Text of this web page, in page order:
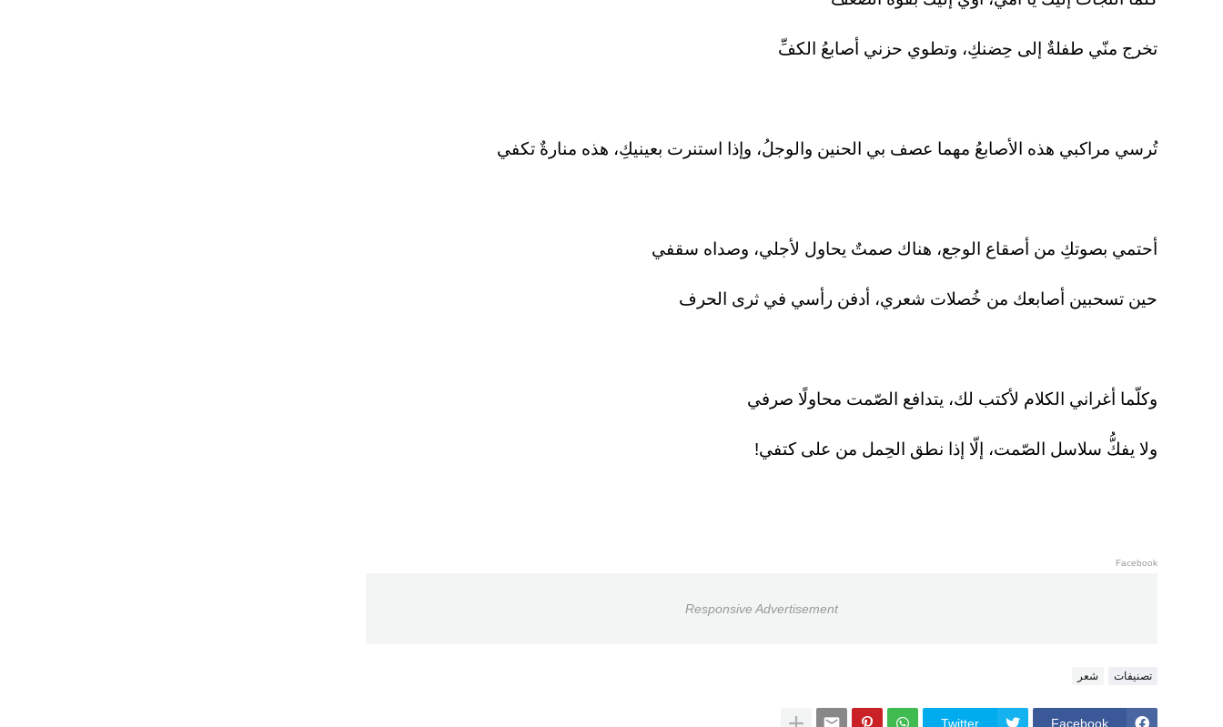
تخرج منّي طفلةٌ إلى حِضنكِ، وتطوي حزني أصابعُ الكفِّ
تُرسي مراكبي هذه الأصابعُ مهما عصف بي الحنين والوجلُ، وإذا استنرت بعينيكِ، هذه منارةٌ تكفي
أحتمي بصوتكِ من أصقاع الوجع، هناك صمتٌ يحاول لأجلي، وصداه سقفي
حين تسحبين أصابعك من خُصلات شعري، أدفن رأسي في ثرى الحرف
وكلّما أغراني الكلام لأكتب لك، يتدافع الصّمت محاولًا صرفي
ولا يفكُّ سلاسل الصّمت، إلّا إذا نطق الحِمل من على كتفي!
Facebook
Responsive Advertisement
تصنيفات شعر
Facebook
Twitter